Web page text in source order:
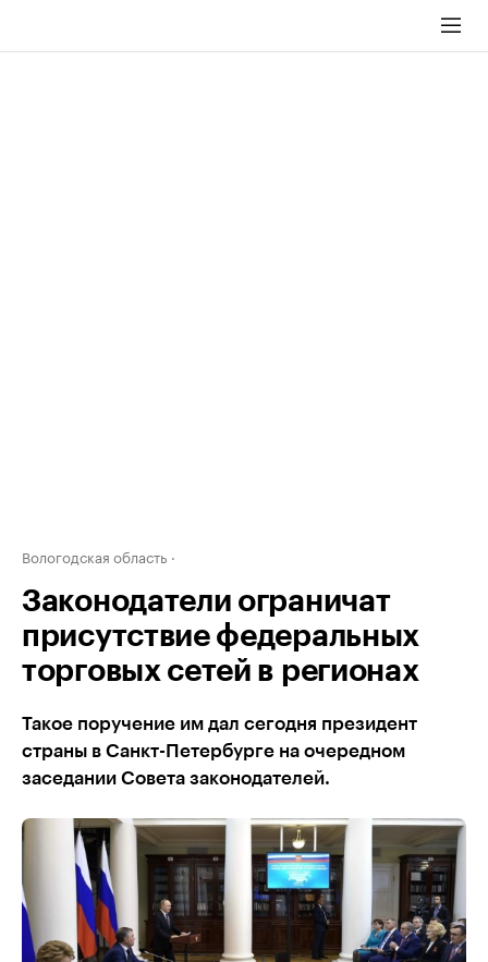
Вологодская область
Законодатели ограничат
присутствие федеральных
торговых сетей в регионах
Такое поручение им дал сегодня президент
страны в Санкт-Петербурге на очередном
заседании Совета законодателей.